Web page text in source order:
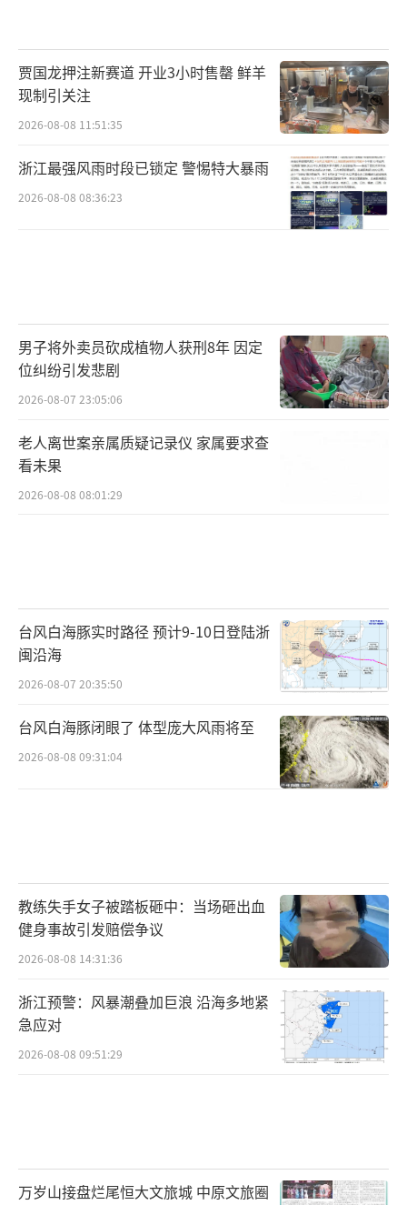
贾国龙押注新赛道 开业3小时售罄 鲜羊
现制引关注
2026-08-08 11:51:35
浙江最强风雨时段已锁定 警惕特大暴雨
2026-08-08 08:36:23
男子将外卖员砍成植物人获刑8年 因定
位纠纷引发悲剧
2026-08-07 23:05:06
老人离世案亲属质疑记录仪 家属要求查
看未果
2026-08-08 08:01:29
台风白海豚实时路径 预计9-10日登陆浙
闽沿海
2026-08-07 20:35:50
台风白海豚闭眼了 体型庞大风雨将至
2026-08-08 09:31:04
教练失手女子被踏板砸中：当场砸出血
健身事故引发赔偿争议
2026-08-08 14:31:36
浙江预警：风暴潮叠加巨浪 沿海多地紧
急应对
2026-08-08 09:51:29
万岁山接盘烂尾恒大文旅城 中原文旅圈